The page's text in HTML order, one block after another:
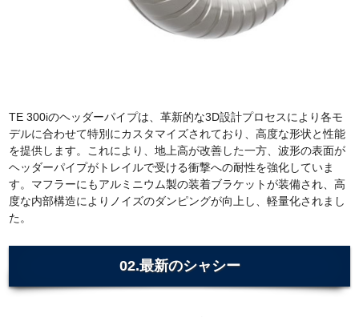
TE 300iのヘッダーパイプは、革新的な3D設計プロセスにより各モ
デルに合わせて特別にカスタマイズされており、高度な形状と性能
を提供します。これにより、地上高が改善した一方、波形の表面が
ヘッダーパイプがトレイルで受ける衝撃への耐性を強化していま
す。マフラーにもアルミニウム製の装着ブラケットが装備され、高
度な内部構造によりノイズのダンピングが向上し、軽量化されまし
た。
02.最新のシャシー